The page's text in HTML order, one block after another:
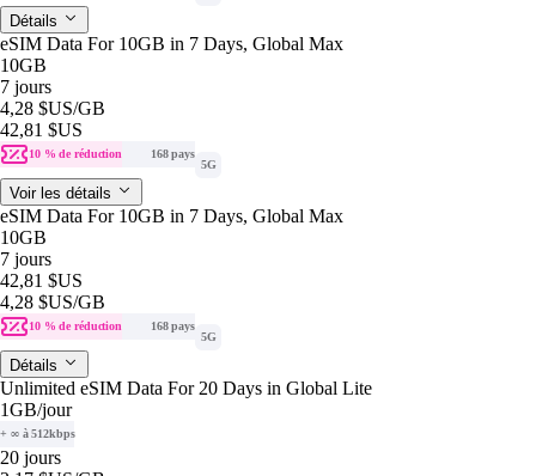
Détails
eSIM Data For 10GB in 7 Days, Global Max
10GB
7 jours
4,28 $US/GB
42,81 $US
10 % de réduction
168 pays
5G
Voir les détails
eSIM Data For 10GB in 7 Days, Global Max
10GB
7 jours
42,81 $US
4,28 $US/GB
10 % de réduction
168 pays
5G
Détails
Unlimited eSIM Data For 20 Days in Global Lite
1GB/jour
+ ∞ à 512kbps
20 jours